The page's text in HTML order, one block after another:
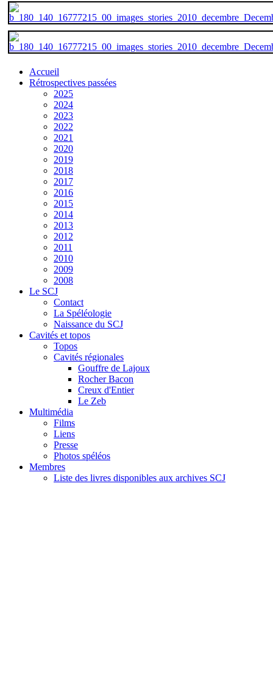
Accueil
Rétrospectives passées
2025
2024
2023
2022
2021
2020
2019
2018
2017
2016
2015
2014
2013
2012
2011
2010
2009
2008
Le SCJ
Contact
La Spéléologie
Naissance du SCJ
Cavités et topos
Topos
Cavités régionales
Gouffre de Lajoux
Rocher Bacon
Creux d'Entier
Le Zeb
Multimédia
Films
Liens
Presse
Photos spéléos
Membres
Liste des livres disponibles aux archives SCJ